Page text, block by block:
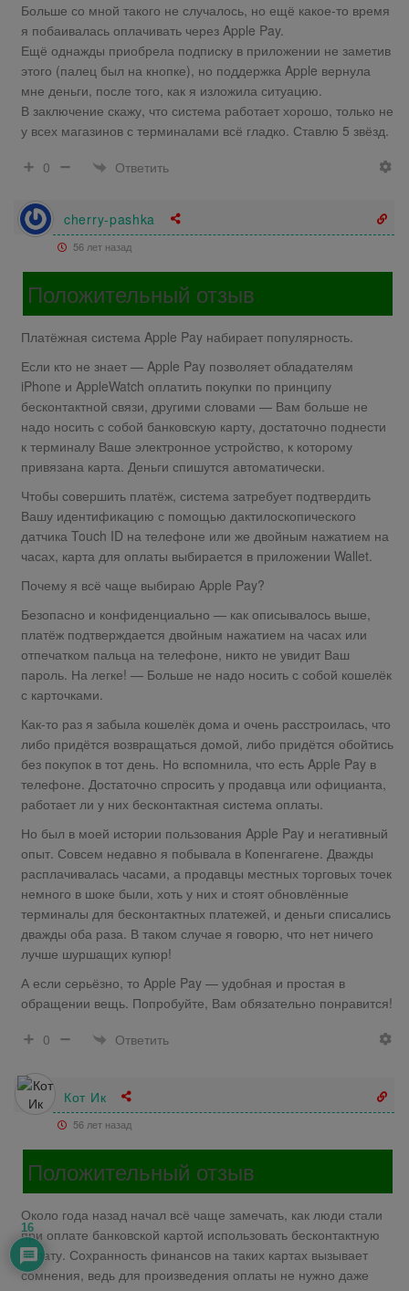
Больше со мной такого не случалось, но ещё какое-то время
я побаивалась оплачивать через Apple Pay.
Ещё однажды приобрела подписку в приложении не заметив
этого (палец был на кнопке), но поддержка Apple вернула
мне деньги, после того, как я изложила ситуацию.
В заключение скажу, что система работает хорошо, только не
у всех магазинов с терминалами всё гладко. Ставлю 5 звёзд.
0
Ответить
cherry-pashka
56 лет назад
Положительный отзыв
Платёжная система Apple Pay набирает популярность.
Если кто не знает — Apple Pay позволяет обладателям
iPhone и AppleWatch оплатить покупки по принципу
бесконтактной связи, другими словами — Вам больше не
надо носить с собой банковскую карту, достаточно поднести
к терминалу Ваше электронное устройство, к которому
привязана карта. Деньги спишутся автоматически.
Чтобы совершить платёж, система затребует подтвердить
Вашу идентификацию с помощью дактилоскопического
датчика Touch ID на телефоне или же двойным нажатием на
часах, карта для оплаты выбирается в приложении Wallet.
Почему я всё чаще выбираю Apple Pay?
Безопасно и конфиденциально — как описывалось выше,
платёж подтверждается двойным нажатием на часах или
отпечатком пальца на телефоне, никто не увидит Ваш
пароль. На легке! — Больше не надо носить с собой кошелёк
с карточками.
Как-то раз я забыла кошелёк дома и очень расстроилась, что
либо придётся возвращаться домой, либо придётся обойтись
без покупок в тот день. Но вспомнила, что есть Apple Pay в
телефоне. Достаточно спросить у продавца или официанта,
работает ли у них бесконтактная система оплаты.
Но был в моей истории пользования Apple Pay и негативный
опыт. Совсем недавно я побывала в Копенгагене. Дважды
расплачивалась часами, а продавцы местных торговых точек
немного в шоке были, хоть у них и стоят обновлённые
терминалы для бесконтактных платежей, и деньги списались
дважды оба раза. В таком случае я говорю, что нет ничего
лучше шуршащих купюр!
А если серьёзно, то Apple Pay — удобная и простая в
обращении вещь. Попробуйте, Вам обязательно понравится!
0
Ответить
Кот Ик
56 лет назад
Положительный отзыв
Около года назад начал всё чаще замечать, как люди стали
при оплате банковской картой использовать бесконтактную
оплату. Сохранность финансов на таких картах вызывает
сомнения, ведь для произведения оплаты не нужно даже
16